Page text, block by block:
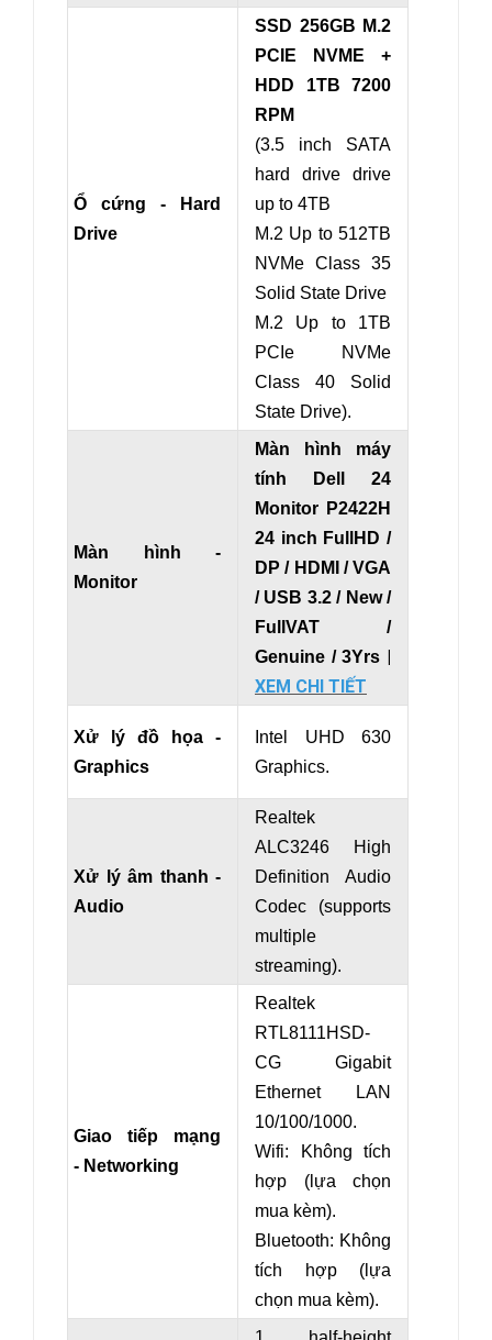
Ổ cứng - Hard
Drive
SSD 256GB M.2
PCIE NVME +
HDD 1TB 7200
RPM
(3.5 inch SATA
hard drive drive
up to 4TB
M.2 Up to 512TB
NVMe Class 35
Solid State Drive
M.2 Up to 1TB
PCIe NVMe
Class 40 Solid
State Drive).
Màn hình -
Monitor
Màn hình máy
tính Dell 24
Monitor P2422H
24 inch FullHD /
DP / HDMI / VGA
/ USB 3.2 / New /
FullVAT /
Genuine / 3Yrs |
XEM CHI TIẾT
Xử lý đồ họa -
Graphics
Intel UHD 630
Graphics.
Xử lý âm thanh -
Audio
Realtek
ALC3246 High
Definition Audio
Codec (supports
multiple
streaming).
Giao tiếp mạng
- Networking
Realtek
RTL8111HSD-
CG Gigabit
Ethernet LAN
10/100/1000.
Wifi: Không tích
hợp (lựa chọn
mua kèm).
Bluetooth: Không
tích hợp (lựa
chọn mua kèm).